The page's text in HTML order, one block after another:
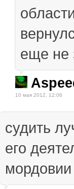
еще не
10 мая 2012, 12:06
судить
его